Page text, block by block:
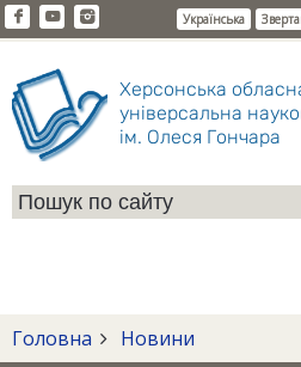
Українська
Херсонська
універсальна
ім. Олеся Гончара
Головна Новини